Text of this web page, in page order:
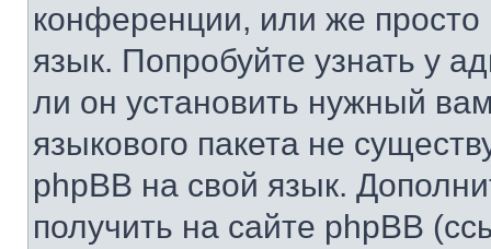
конференции, или же
язык. Попробуйте узнать у
ли он установить нужный
языкового пакета не
phpBB на свой язык.
получить на сайте phpBB